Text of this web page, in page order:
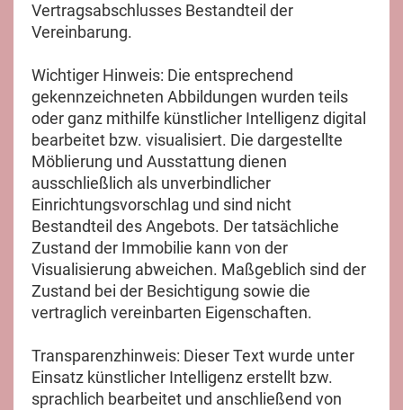
Vertragsabschlusses Bestandteil der
Vereinbarung.
Wichtiger Hinweis: Die entsprechend
gekennzeichneten Abbildungen wurden teils
oder ganz mithilfe künstlicher Intelligenz digital
bearbeitet bzw. visualisiert. Die dargestellte
Möblierung und Ausstattung dienen
ausschließlich als unverbindlicher
Einrichtungsvorschlag und sind nicht
Bestandteil des Angebots. Der tatsächliche
Zustand der Immobilie kann von der
Visualisierung abweichen. Maßgeblich sind der
Zustand bei der Besichtigung sowie die
vertraglich vereinbarten Eigenschaften.
Transparenzhinweis: Dieser Text wurde unter
Einsatz künstlicher Intelligenz erstellt bzw.
sprachlich bearbeitet und anschließend von